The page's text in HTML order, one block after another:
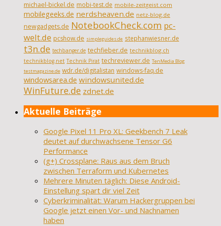
michael-bickel.de mobi-test.de mobile-zeitgeist.com
mobilegeeks.de nerdsheaven.de netz-blog.de
newgadgets.de NotebookCheck.com pc-
welt.de pcshow.de simpleguides.de stephanwiesner.de
t3n.de techbanger.de techfieber.de technikblog.ch
technikblog.net Technik Pirat techreviewer.de TenMedia Blog
testmagazine.de wdr.de/digitalistan windows-faq.de
windowsarea.de windowsunited.de
WinFuture.de zdnet.de
Aktuelle Beiträge
Google Pixel 11 Pro XL: Geekbench 7 Leak
deutet auf durchwachsene Tensor G6
Performance
(g+) Crossplane: Raus aus dem Bruch
zwischen Terraform und Kubernetes
Mehrere Minuten täglich: Diese Android-
Einstellung spart dir viel Zeit
Cyberkriminalität: Warum Hackergruppen bei
Google jetzt einen Vor- und Nachnamen
haben